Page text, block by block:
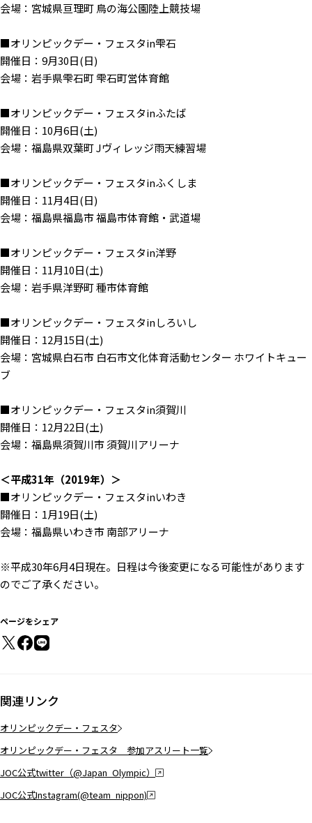
会場：宮城県亘理町 鳥の海公園陸上競技場
■オリンピックデー・フェスタin雫石
開催日：9月30日(日)
会場：岩手県雫石町 雫石町営体育館
■オリンピックデー・フェスタinふたば
開催日：10月6日(土)
会場：福島県双葉町 Jヴィレッジ雨天練習場
■オリンピックデー・フェスタinふくしま
開催日：11月4日(日)
会場：福島県福島市 福島市体育館・武道場
■オリンピックデー・フェスタin洋野
開催日：11月10日(土)
会場：岩手県洋野町 種市体育館
■オリンピックデー・フェスタinしろいし
開催日：12月15日(土)
会場：宮城県白石市 白石市文化体育活動センター ホワイトキュー
ブ
■オリンピックデー・フェスタin須賀川
開催日：12月22日(土)
会場：福島県須賀川市 須賀川アリーナ
＜平成31年（2019年）＞
■オリンピックデー・フェスタinいわき
開催日：1月19日(土)
会場：福島県いわき市 南部アリーナ
※平成30年6月4日現在。日程は今後変更になる可能性があります
のでご了承ください。
ページをシェア
関連リンク
オリンピックデー・フェスタ
オリンピックデー・フェスタ 参加アスリート一覧
JOC公式twitter（@Japan_Olympic）
JOC公式Instagram(@team_nippon)